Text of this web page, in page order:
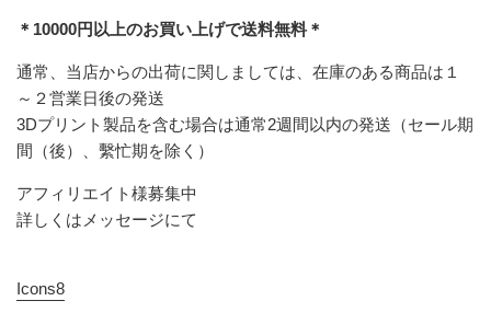
＊10000円以上のお買い上げで送料無料＊
通常、当店からの出荷に関しましては、在庫のある商品は１
～２営業日後の発送
3Dプリント製品を含む場合は通常2週間以内の発送（セール期
間（後）、繫忙期を除く）
アフィリエイト様募集中
詳しくはメッセージにて
Icons8